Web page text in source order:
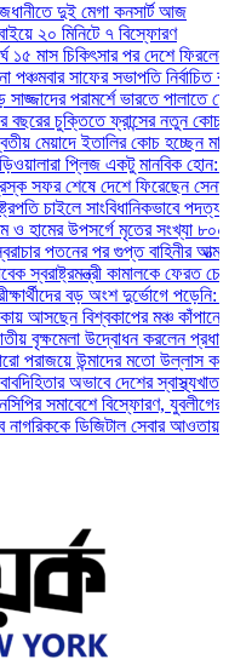
দুই মেগা কনসার্ট আজ
২০ মিনিটে ৭ বিস্ফোরণ
মাস চিকিৎসার পর দেশে ফিরলেন
সাফের সভাপতি নির্বাচিত কাজী
পরামর্শে ভারতে পালাতে
চুক্তিতে ফ্রান্সের নতুন কোচ জিদান
ইতালির কোচ হচ্ছেন মানচিনি
প্লিজ একটু মানবিক হোন: মনিরা
শেষে দেশে ফিরেছেন সেনাপ্রধান
চাইলে সাংবিধানিকভাবে পদত্যাগ
উপসর্গে মৃতের সংখ্যা ৮০০ ছাড়াল
পতনের পর গুপ্ত বাহিনীর আত্মপ্রকাশ:
কামালকে ফেরত চেয়ে
বড় অংশ দুর্ভোগে পড়েনি: ড.
বিশ্বকাপের মঞ্চ কাঁপানো সেই
উদ্বোধন করলেন প্রধানমন্ত্রী
উন্মাদের মতো উল্লাস করতে হয়
অভাবে দেশের স্বাস্থ্যখাত নানা
সমাবেশে বিস্ফোরণ, যুবলীগের দুই
ডিজিটাল সেবার আওতায় আনতে